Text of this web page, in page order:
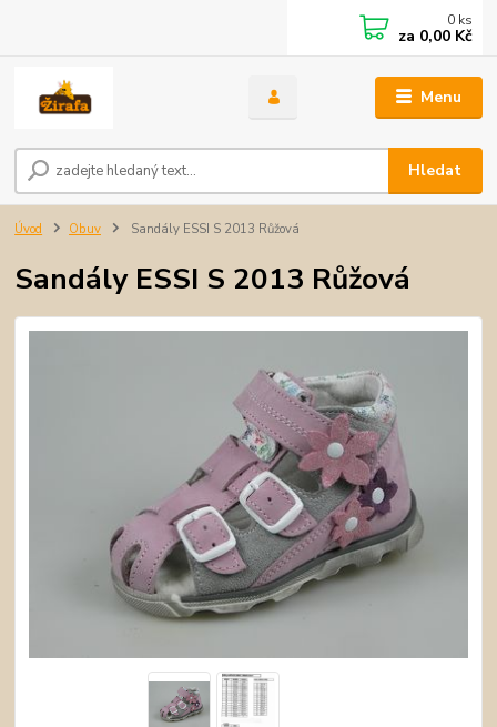
Menu
Hledat
0 ks
za 0,00 Kč
Úvod Obuv Sandály ESSI S 2013 Růžová
Sandály ESSI S 2013 Růžová